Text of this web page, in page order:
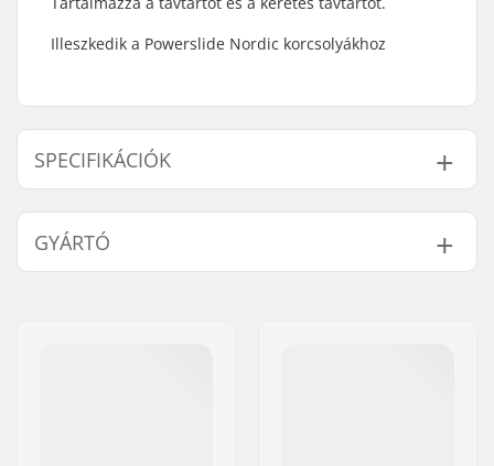
Illeszkedik a Powerslide Nordic korcsolyákhoz
SPECIFIKÁCIÓK
Kerékátmérő:
150mm
Kerék keménysége:
Csapágyak:
Nem tartalmazza
GYÁRTÓ